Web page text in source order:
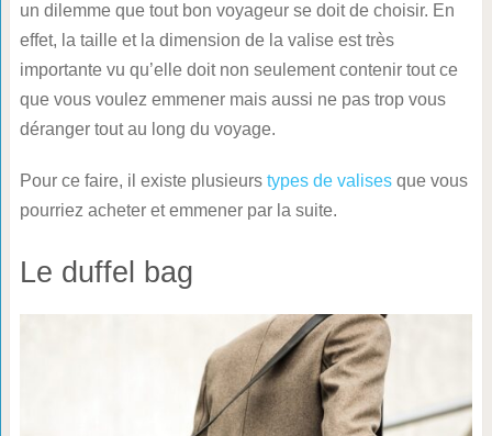
un dilemme que tout bon voyageur se doit de choisir. En
effet, la taille et la dimension de la valise est très
importante vu qu’elle doit non seulement contenir tout ce
que vous voulez emmener mais aussi ne pas trop vous
déranger tout au long du voyage.
Pour ce faire, il existe plusieurs types de valisesque vous
pourriez acheter et emmener par la suite.
Le duffel bag